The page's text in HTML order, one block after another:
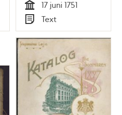
olyckeliga elden i
Stockholm, som
upkom i St. Clarae
församling, och
igenom then
starcka nordan-
stormen gick öfwer
Riddare-fjärden til
Söder-malm, then 8
Tid
17 juni 1751
Typ
Text